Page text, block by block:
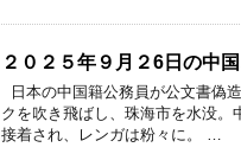
２０２５年９月２6日の中
日本の中国籍公務員が公文書偽
クを吹き飛ばし、珠海市を水没
接着され、レンガは粉々に。 …